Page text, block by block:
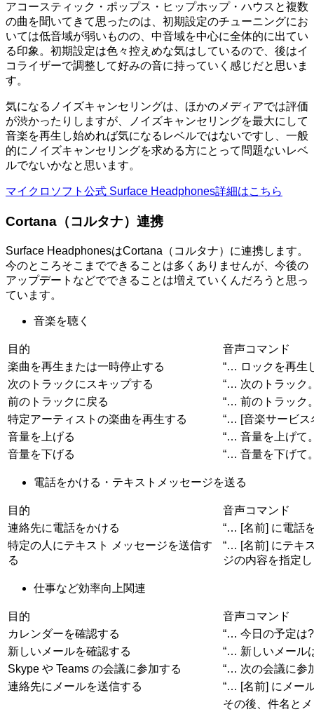
アコースティック・ポップス・ヒップホップ・ハウスと複数
の曲を聞いてきて思ったのは、初期設定のチューニングにお
いては低音域が弱いものの、中音域を中心に全体的に出てい
る印象。初期設定は色々控えめな気はしているので、後はイ
コライザーで調整して好みの音に持っていく感じだと思いま
す。
気になるノイズキャンセリングは、ほかのメディアでは評価
が渋かったりしますが、ノイズキャンセリングを最大にして
音楽を再生し始めれば気になるレベルではないですし、一般
的にノイズキャンセリングを求める方にとって問題ないレベ
ルでないかなと思います。
マイクロソフト公式 Surface Headphones詳細はこちら
Cortana（コルタナ）連携
Surface HeadphonesはCortana（コルタナ）に連携します。
今のところそこまでできることは多くありませんが、今後の
アップデートなどでできることは増えていくんだろうと思っ
ています。
音楽を聴く
目的
音声コマンド
楽曲を再生または一時停止する
“… ロックを再生
次のトラックにスキップする
“… 次のトラック
前のトラックに戻る
“… 前のトラック
特定アーティストの楽曲を再生する
“… [音楽サービス
音量を上げる
“… 音量を上げて
音量を下げる
“… 音量を下げて
電話をかける・テキストメッセージを送る
目的
音声コマンド
連絡先に電話をかける
“… [名前] に電話
特定の人にテキスト メッセージを送信す
る
“… [名前] にテキ
ジの内容を指定
仕事など効率向上関連
目的
音声コマンド
カレンダーを確認する
“… 今日の予定は
新しいメールを確認する
“… 新しいメール
Skype や Teams の会議に参加する
“… 次の会議に参
連絡先にメールを送信する
“… [名前] にメー
その後、件名と